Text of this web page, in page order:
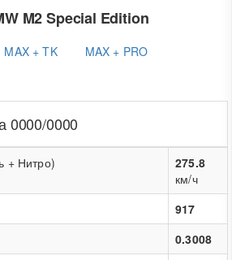
M2 Special Edition
MAX + TK MAX + PRO
0000/0000
+ Нитро)
275.8
км/ч
917
0.3008